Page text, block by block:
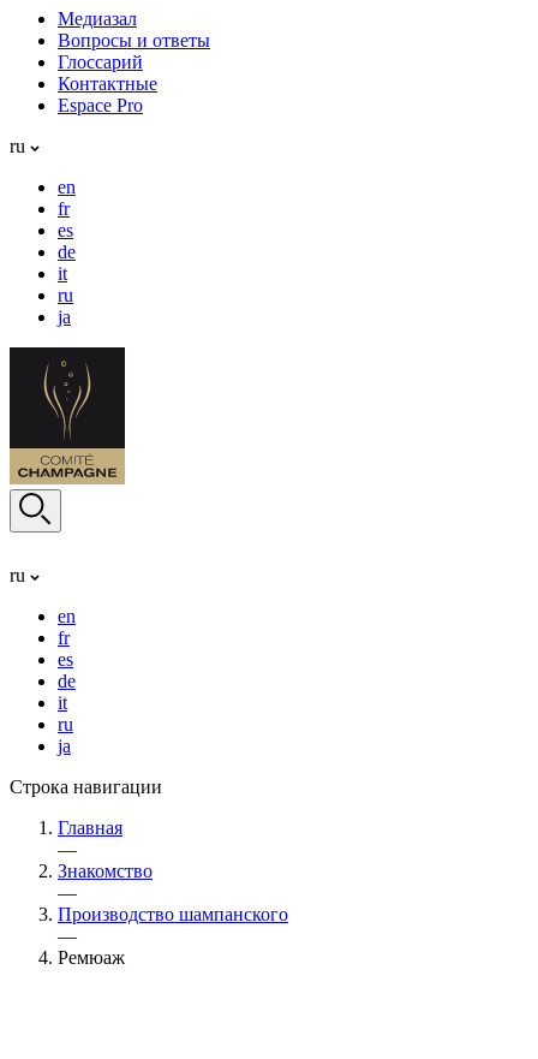
Медиазал
Вопросы и ответы
Глоссарий
Контактные
Espace Pro
ru
en
fr
es
de
it
ru
ja
ru
en
fr
es
de
it
ru
ja
Строка навигации
Главная
—
Знакомство
—
Производство шампанского
—
Ремюаж